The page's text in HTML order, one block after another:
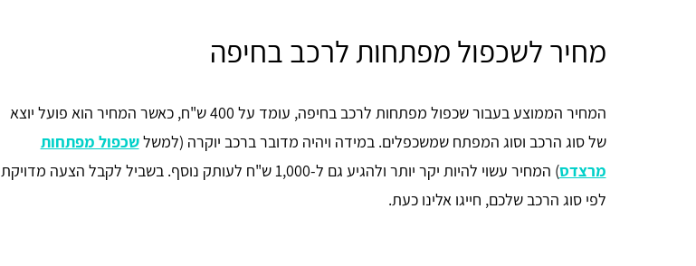
מחיר לשכפול מפתחות לרכב בחיפה
המחיר הממוצע בעבור שכפול מפתחות לרכב בחיפה, עומד על 400 ש"ח, כאשר המחיר הוא פועל יוצא
של סוג הרכב וסוג המפתח שמשכפלים. במידה ויהיה מדובר ברכב יוקרה (למשלשכפול מפתחות
מרצדס
) המחיר עשוי להיות יקר יותר ולהגיע גם ל-1,000 ש"ח לעותק נוסף. בשביל לקבל הצעה מדויקת
לפי סוג הרכב שלכם, חייגו אלינו כעת.